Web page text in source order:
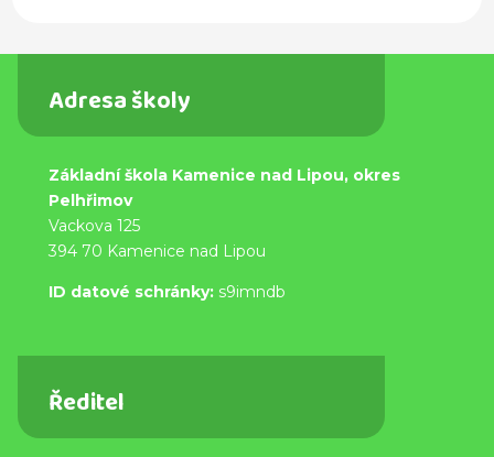
Adresa školy
Základní škola Kamenice nad Lipou, okres
Pelhřimov
Vackova 125
394 70 Kamenice nad Lipou
ID datové schránky: s9imndb
Ředitel